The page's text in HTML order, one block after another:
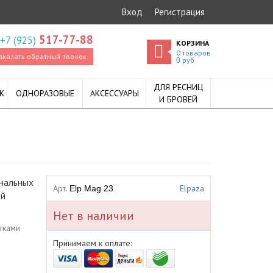
Вход Регистрация
+7 (925) 517-77-88
обратный звонок
КОРЗИНА
0 товаров
0руб
ОДНОРАЗОВЫЕ АКСЕССУАРЫ
ДЛЯ РЕСНИЦ
И БРОВЕЙ
Арт. Elp Mag 23 Elpaza
Нет в наличии
Принимаем к оплате: